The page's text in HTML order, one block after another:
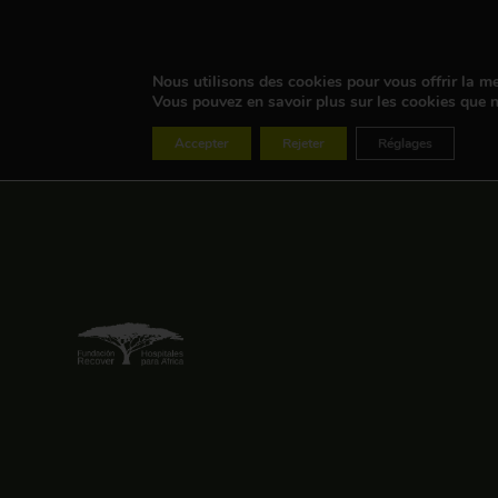
Nous utilisons des cookies pour vous offrir la
Vous pouvez en savoir plus sur les cookies
Accepter Rejeter Réglages